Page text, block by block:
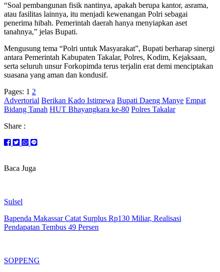
“Soal pembangunan fisik nantinya, apakah berupa kantor, asrama,
atau fasilitas lainnya, itu menjadi kewenangan Polri sebagai
penerima hibah. Pemerintah daerah hanya menyiapkan aset
tanahnya,” jelas Bupati.
Mengusung tema “Polri untuk Masyarakat”, Bupati berharap sinergi
antara Pemerintah Kabupaten Takalar, Polres, Kodim, Kejaksaan,
serta seluruh unsur Forkopimda terus terjalin erat demi menciptakan
suasana yang aman dan kondusif.
Pages: 1 2
Advertorial Berikan Kado Istimewa Bupati Daeng Manye Empat
Bidang Tanah HUT Bhayangkara ke-80 Polres Takalar
Share :
Baca Juga
Sulsel
Bapenda Makassar Catat Surplus Rp130 Miliar, Realisasi
Pendapatan Tembus 49 Persen
SOPPENG